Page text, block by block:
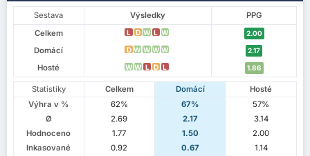
Sestava Výsledky
PPG
Celkem
L D W L W 2.00
Domácí D W W W W 2.17
Hosté W W L D L 1.86
Statistiky Celkem Domácí
Hosté
Výhra v %
62% 67%
57%
Ø
2.69 2.17
3.14
Hodnoceno
1.77 1.50
2.00
Inkasované
0.92 0.67
1.14